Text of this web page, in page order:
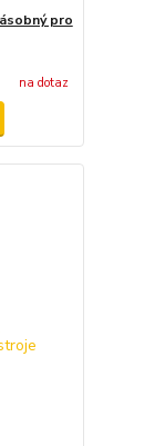
pro
na dotaz